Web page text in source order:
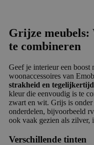
Grijze meubels:
te combineren
Geef je interieur een boost
woonaccessoires van
strakheid en
kleur die eenvoudig is te
zwart en wit. Grijs is onder
onderdelen, bijvoorbeeld
ook vaak gezien als zilver,
Verschillende tinten